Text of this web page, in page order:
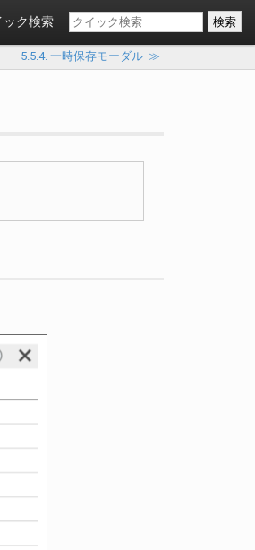
ック検索
5.5.4. 一時保存モーダル≫